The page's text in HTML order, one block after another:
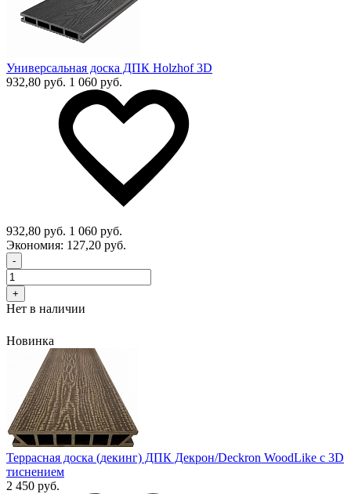
Универсальная доска ДПК Holzhof 3D
932,80 руб. 1 060 руб.
932,80 руб. 1 060 руб.
Экономия: 127,20 руб.
-
+
Нет в наличии
Новинка
Террасная доска (декинг) ДПК Декрон/Deckron WoodLike с 3D
тиснением
2 450 руб.